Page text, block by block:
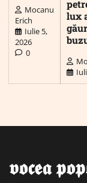
Mocanu
Erich
Iulie 5,
2026
0
lux
𝖛𝖔𝖈𝖊𝖆